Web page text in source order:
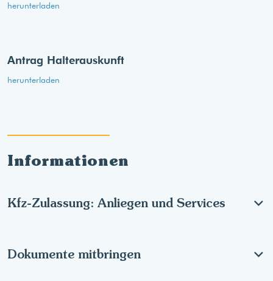
Informationen
Kfz-Zulassung: Anliegen und Services
Dokumente mitbringen
herunterladen
Antrag Halterauskunft
herunterladen